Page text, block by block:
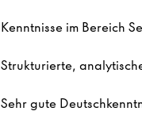
Kenntnisse im Bereich
Strukturierte,
Sehr gute